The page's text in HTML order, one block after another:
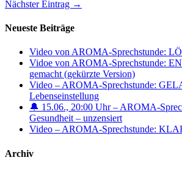
Nächster Eintrag →
Neueste Beiträge
Video von AROMA-Sprechstunde:
Vidoe von AROMA-Sprechstunde:
gemacht (gekürzte Version)
Video – AROMA-Sprechstunde:
Lebenseinstellung
🔔 15.06., 20:00 Uhr – AROMA-
Gesundheit – unzensiert
Video – AROMA-Sprechstunde:
Archiv